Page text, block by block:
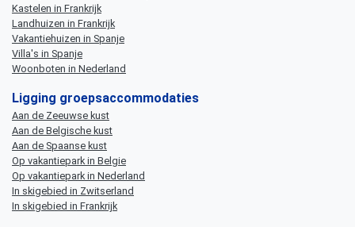
Kastelen in Frankrijk
Landhuizen in Frankrijk
Vakantiehuizen in Spanje
Villa's in Spanje
Woonboten in Nederland
Ligging groepsaccommodaties
Aan de Zeeuwse kust
Aan de Belgische kust
Aan de Spaanse kust
Op vakantiepark in Belgie
Op vakantiepark in Nederland
In skigebied in Zwitserland
In skigebied in Frankrijk